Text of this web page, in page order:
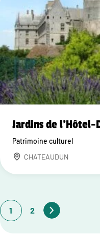
Jardins de l'Hôtel-
Patrimoine culturel
CHATEAUDUN
1 2